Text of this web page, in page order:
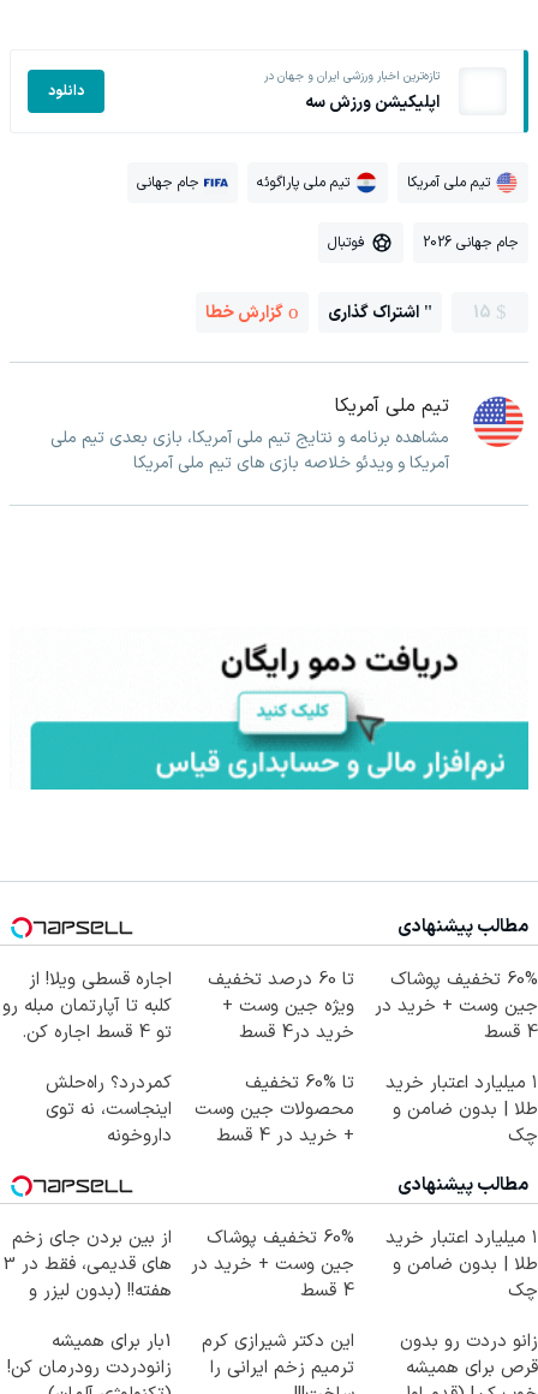
تازه‌ترین اخبار ورزشی ایران و جهان در
اپلیکیشن ورزش سه دانلود
تیم ملی آمریکا تیم ملی پاراگوئه جام جهانی
جام جهانی 2026 فوتبال
15 اشتراک گذاری گزارش خطا
تیم ملی آمریکا
مشاهده برنامه و نتایج تیم ملی آمریکا، بازی بعدی تیم ملی
آمریکا و ویدئو خلاصه بازی های تیم ملی آمریکا
مطالب پیشنهادی
60% تخفیف پوشاک
جین وست + خرید در
4 قسط
تا 60 درصد تخفیف
ویژه جین وست +
خرید در4 قسط
اجاره‌ قسطی ویلا! از
کلبه تا آپارتمان مبله رو
تو 4 قسط اجاره کن.
۱ میلیارد اعتبار خرید
طلا | بدون ضامن و
چک
تا %60 تخفیف
محصولات جین وست
+ خرید در 4 قسط
کمردرد؟ راه‌حلش
اینجاست، نه توی
داروخونه
مطالب پیشنهادی
۱ میلیارد اعتبار خرید
طلا | بدون ضامن و
چک
60% تخفیف پوشاک
جین وست + خرید در
4 قسط
از بین بردن جای زخم
های قدیمی، فقط در 3
هفته!! (بدون لیزر و
زانو دردت رو بدون
قرص برای همیشه
این دکتر شیرازی کرم
ترمیم زخم ایرانی را
1بار برای همیشه
زانودردت رودرمان کن!